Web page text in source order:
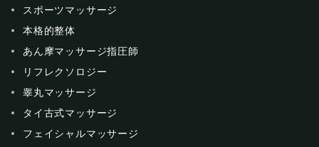
スポーツマッサージ
本格的整体
あん摩マッサージ指圧師
リフレクソロジー
睾丸マッサージ
タイ古式マッサージ
フェイシャルマッサージ